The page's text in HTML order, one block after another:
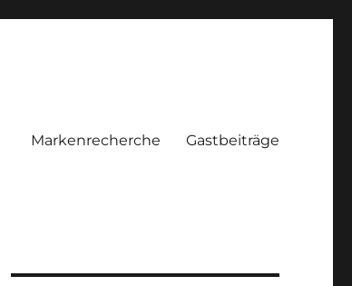
Markenrecherche Gastbeiträge